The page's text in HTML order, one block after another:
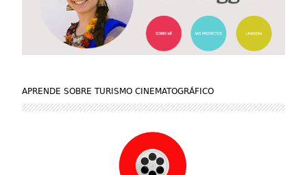
APRENDE SOBRE TURISMO CINEMATOGRÁFICO